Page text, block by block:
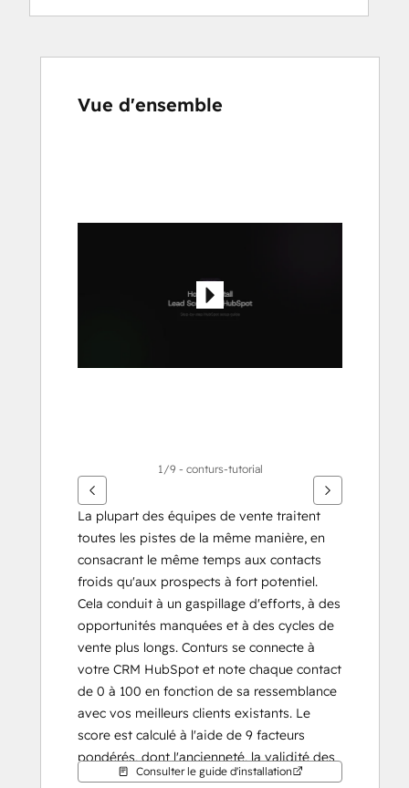
Vue d'ensemble
flèches
1/9 - conturs-tutorial
La plupart des équipes de vente traitent
toutes les pistes de la même manière, en
consacrant le même temps aux contacts
froids qu'aux prospects à fort potentiel.
Cela conduit à un gaspillage d'efforts, à des
opportunités manquées et à des cycles de
vente plus longs. Conturs se connecte à
votre CRM HubSpot et note chaque contact
de 0 à 100 en fonction de sa ressemblance
avec vos meilleurs clients existants. Le
score est calculé à l'aide de 9 facteurs
pondérés, dont l'ancienneté, la validité des
e-mails, l'exhaustivité du profil, l'étape du
Consulter le guide d'installation